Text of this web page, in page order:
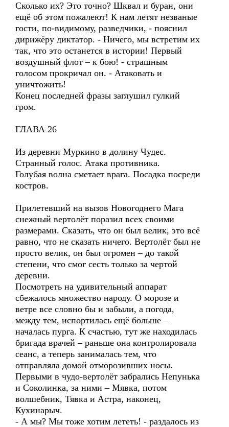
Сколько их? Это точно? Шквал и буран, они
ещё об этом пожалеют! К нам летят незваные
гости, по-видимому, разведчики, - пояснил
дирижёру диктатор. - Ничего, мы встретим их
так, что это останется в истории! Первый
воздушный флот – к бою! - страшным
голосом прокричал он. - Атаковать и
уничтожить!
Конец последней фразы заглушил гулкий
гром.
ГЛАВА 26
Из деревни Муркино в долину Чудес.
Странный голос. Атака противника.
Голубая волна сметает врага. Посадка посреди
костров.
Прилетевший на вызов Новогоднего Мага
снежный вертолёт поразил всех своими
размерами. Сказать, что он был велик, это всё
равно, что не сказать ничего. Вертолёт был не
просто велик, он был огромен – до такой
степени, что смог сесть только за чертой
деревни.
Посмотреть на удивительный аппарат
сбежалось множество народу. О морозе и
ветре все словно бы и забыли, а погода,
между тем, испортилась ещё больше –
началась пурга. К счастью, тут же находилась
бригада врачей – раньше она контролировала
сеанс, а теперь занималась тем, что
отправляла домой отморозивших носы.
Первыми в чудо-вертолёт забрались Непунька
и Соколинка, за ними – Мявка, потом
волшебник, Тявка и Астра, наконец,
Кухинарыч.
- А мы? Мы тоже хотим лететь! - раздалось из